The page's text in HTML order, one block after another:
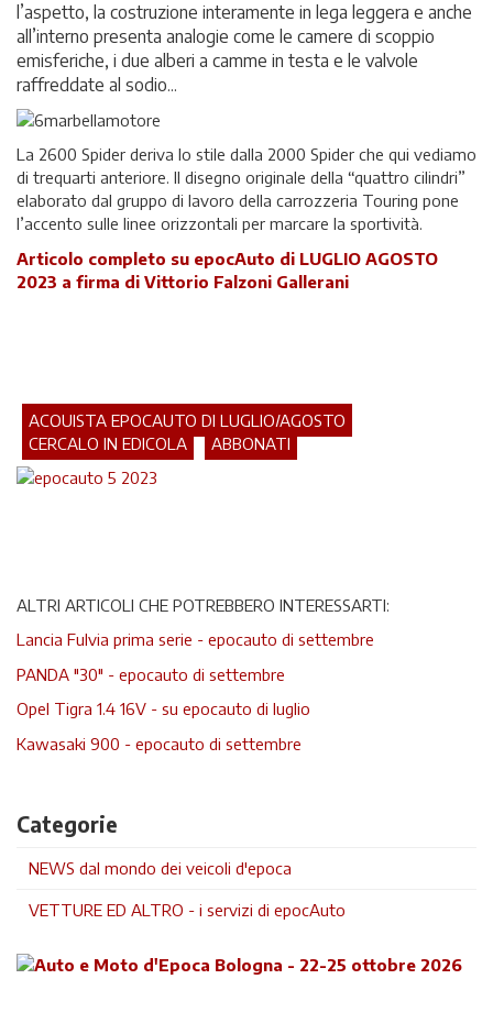
l’aspetto, la costruzione interamente in lega leggera e anche
all’interno presenta analogie come le camere di scoppio
emisferiche, i due alberi a camme in testa e le valvole
raffreddate al sodio...
La 2600 Spider deriva lo stile dalla 2000 Spider che qui vediamo
di trequarti anteriore. Il disegno originale della “quattro cilindri”
elaborato dal gruppo di lavoro della carrozzeria Touring pone
l’accento sulle linee orizzontali per marcare la sportività.
Articolo completo su epocAuto di LUGLIO AGOSTO
2023 a firma di Vittorio Falzoni Gallerani
ACQUISTA EPOCAUTO DI LUGLIO/AGOSTO
CERCALO IN EDICOLA
ABBONATI
ALTRI ARTICOLI CHE POTREBBERO INTERESSARTI:
Lancia Fulvia prima serie - epocauto di settembre
PANDA "30" - epocauto di settembre
Opel Tigra 1.4 16V - su epocauto di luglio
Kawasaki 900 - epocauto di settembre
Categorie
NEWS dal mondo dei veicoli d'epoca
VETTURE ED ALTRO - i servizi di epocAuto